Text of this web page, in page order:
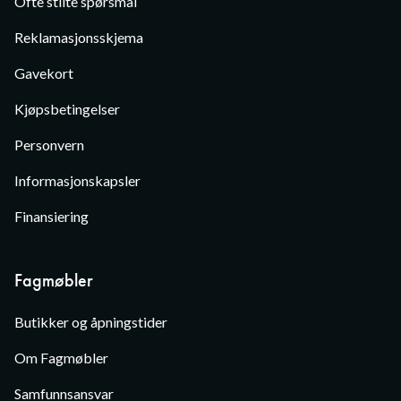
Reklamasjonsskjema
Gavekort
Kjøpsbetingelser
Personvern
Informasjonskapsler
Finansiering
Fagmøbler
Butikker og åpningstider
Om Fagmøbler
Samfunnsansvar